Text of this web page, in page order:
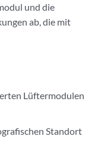
und die
ab, die mit
Lüftermodulen
Standort